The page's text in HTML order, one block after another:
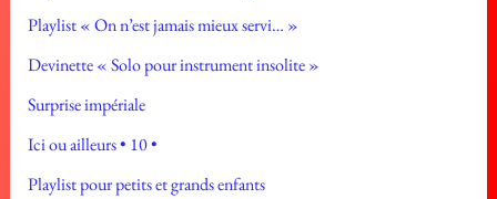
Playlist « On n’est jamais mieux servi… »
Devinette « Solo pour instrument insolite »
Surprise impériale
Ici ou ailleurs • 10 •
Playlist pour petits et grands enfants